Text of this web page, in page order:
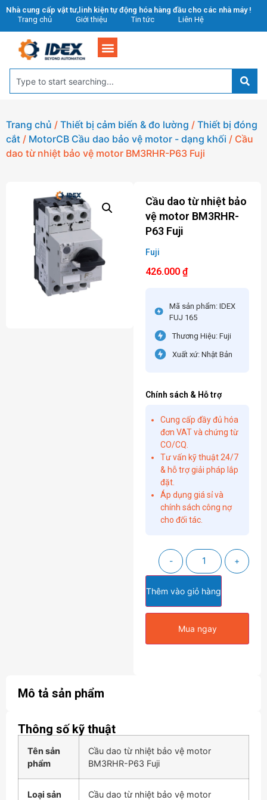
Nhà cung cấp vật tư,linh kiện tự động hóa hàng đầu cho các nhà máy !
Trang chủ
Giới thiệu Tin tức Liên Hệ
Trang chủ / Thiết bị cảm biến & đo lường / Thiết bị đóng
cắt / MotorCB Cầu dao bảo vệ motor - dạng khối / Cầu
dao từ nhiệt bảo vệ motor BM3RHR-P63 Fuji
Cầu dao từ nhiệt bảo
vệ motor BM3RHR-
P63 Fuji
Fuji
426.000 ₫
Mã sản phẩm: IDEX
FUJ 165
Thương Hiệu: Fuji
Xuất xứ: Nhật Bản
Chính sách & Hỗ trợ
Cung cấp đầy đủ hóa
đơn VAT và chứng từ
CO/CQ.
Tư vấn kỹ thuật 24/7
& hỗ trợ giải pháp lắp
đặt.
Áp dụng giá sỉ và
chính sách công nợ
cho đối tác.
- +
Thêm vào giỏ hàng
Mua ngay
Mô tả sản phẩm
Thông số kỹ thuật
Tên sản
phẩm
Cầu dao từ nhiệt bảo vệ motor
BM3RHR-P63 Fuji
Loại sản
Cầu dao từ nhiệt bảo vệ motor